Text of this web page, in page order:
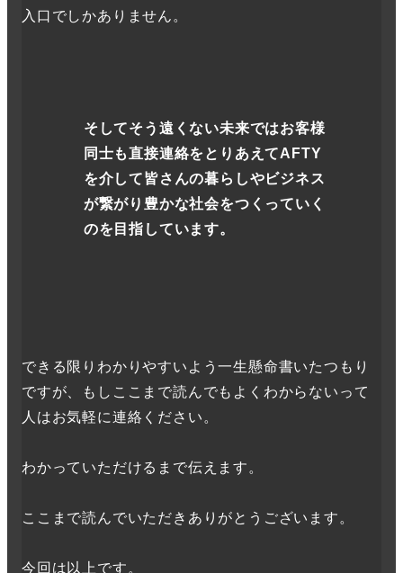
入口でしかありません。
そしてそう遠くない未来ではお客様
同士も直接連絡をとりあえてAFTY
を介して皆さんの暮らしやビジネス
が繋がり豊かな社会をつくっていく
のを目指しています。
できる限りわかりやすいよう一生懸命書いたつもり
ですが、もしここまで読んでもよくわからないって
人はお気軽に連絡ください。
わかっていただけるまで伝えます。
ここまで読んでいただきありがとうございます。
今回は以上です。